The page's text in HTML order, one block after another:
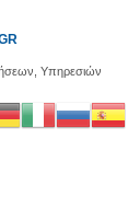
Υπηρεσιών